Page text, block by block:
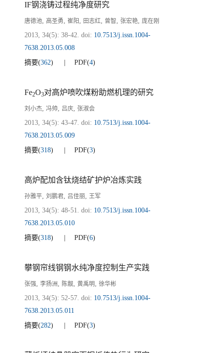
IF钢浇铸过程纯净度研究
唐德池, 高圣勇, 崔阳 , 田志红, 曾智, 张宏艳, 庞在刚
2013, 34(5): 38-42. doi: 10.7513/j.issn.1004-
7638.2013.05.008
摘要(362) PDF(4)
Fe2O3对高炉喷吹煤粉助燃机理的研究
刘小杰, 冯帅, 吕庆, 张淑会
2013, 34(5): 43-47. doi: 10.7513/j.issn.1004-
7638.2013.05.009
摘要(318) PDF(3)
高炉配加含钛烧结矿护炉冶炼实践
孙雅平, 刘鹏君, 吕佳丽, 王军
2013, 34(5): 48-51. doi: 10.7513/j.issn.1004-
7638.2013.05.010
摘要(318) PDF(6)
攀钢帘线钢钢水纯净度控制生产实践
张强, 李扬洲 , 陈靓, 黄禹明, 徐华彬
2013, 34(5): 52-57. doi: 10.7513/j.issn.1004-
7638.2013.05.011
摘要(282) PDF(3)